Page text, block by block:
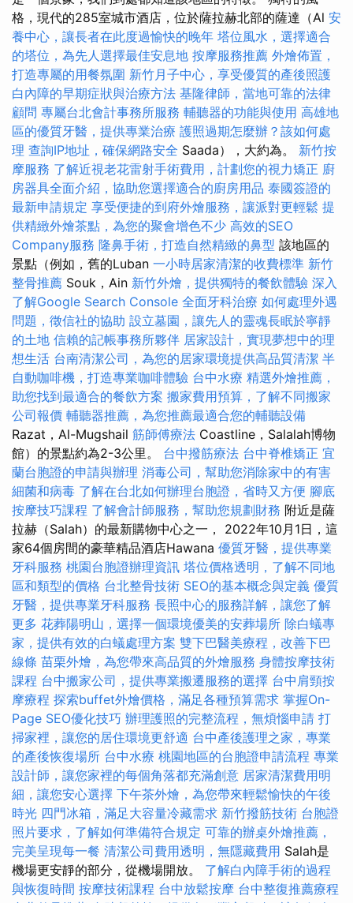
格，現代的285室城市酒店，位於薩拉赫北部的薩達（Al 安
養中心，讓長者在此度過愉快的晚年 塔位風水，選擇適合
的塔位，為先人選擇最佳安息地 按摩服務推薦 外燴佈置，
打造專屬的用餐氛圍 新竹月子中心，享受優質的產後照護
白內障的早期症狀與治療方法 基隆律師，當地可靠的法律
顧問 專屬台北會計事務所服務 輔聽器的功能與使用 高雄地
區的優質牙醫，提供專業治療 護照過期怎麼辦？該如何處
理 查詢IP地址，確保網路安全 Saada），大約為。 新竹按
摩服務 了解近視老花雷射手術費用，計劃您的視力矯正 廚
房器具全面介紹，協助您選擇適合的廚房用品 泰國簽證的
最新申請規定 享受便捷的到府外燴服務，讓派對更輕鬆 提
供精緻外燴茶點，為您的聚會增色不少 高效的SEO
Company服務 隆鼻手術，打造自然精緻的鼻型 該地區的
景點（例如，舊的Luban 一小時居家清潔的收費標準 新竹
整骨推薦 Souk，Ain 新竹外燴，提供獨特的餐飲體驗 深入
了解Google Search Console 全面牙科治療 如何處理外遇
問題，徵信社的協助 設立墓園，讓先人的靈魂長眠於寧靜
的土地 信賴的記帳事務所夥伴 居家設計，實現夢想中的理
想生活 台南清潔公司，為您的居家環境提供高品質清潔 半
自動咖啡機，打造專業咖啡體驗 台中水療 精選外燴推薦，
助您找到最適合的餐飲方案 搬家費用預算，了解不同搬家
公司報價 輔聽器推薦，為您推薦最適合您的輔聽設備
Razat，Al-Mugshail 筋師傅療法 Coastline，Salalah博物
館）的景點約為2-3公里。 台中撥筋療法 台中脊椎矯正 宜
蘭台胞證的申請與辦理 消毒公司，幫助您消除家中的有害
細菌和病毒 了解在台北如何辦理台胞證，省時又方便 腳底
按摩技巧課程 了解會計師服務，幫助您規劃財務 附近是薩
拉赫（Salah）的最新購物中心之一， 2022年10月1日，這
家64個房間的豪華精品酒店Hawana 優質牙醫，提供專業
牙科服務 桃園台胞證辦理資訊 塔位價格透明，了解不同地
區和類型的價格 台北整骨技術 SEO的基本概念與定義 優質
牙醫，提供專業牙科服務 長照中心的服務詳解，讓您了解
更多 花葬陽明山，選擇一個環境優美的安葬場所 除白蟻專
家，提供有效的白蟻處理方案 雙下巴醫美療程，改善下巴
線條 苗栗外燴，為您帶來高品質的外燴服務 身體按摩技術
課程 台中搬家公司，提供專業搬遷服務的選擇 台中肩頸按
摩療程 探索buffet外燴價格，滿足各種預算需求 掌握On-
Page SEO優化技巧 辦理護照的完整流程，無煩惱申請 打
掃家裡，讓您的居住環境更舒適 台中產後護理之家，專業
的產後恢復場所 台中水療 桃園地區的台胞證申請流程 專業
設計師，讓您家裡的每個角落都充滿創意 居家清潔費用明
細，讓您安心選擇 下午茶外燴，為您帶來輕鬆愉快的午後
時光 四門冰箱，滿足大容量冷藏需求 新竹撥筋技術 台胞證
照片要求，了解如何準備符合規定 可靠的辦桌外燴推薦，
完美呈現每一餐 清潔公司費用透明，無隱藏費用 Salah是
機場更安靜的部分，從機場開放。 了解白內障手術的過程
與恢復時間 按摩技術課程 台中放鬆按摩 台中整復推薦療程